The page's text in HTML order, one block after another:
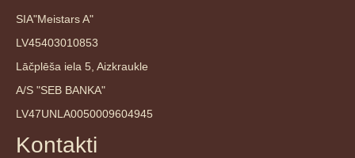
SIA"Meistars A"
LV45403010853
Lāčplēša iela 5, Aizkraukle
A/S "SEB BANKA"
LV47UNLA0050009604945
Kontakti